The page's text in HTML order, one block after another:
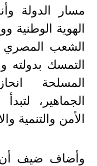
مسار الدولة
الهوية الوطنية
الشعب المصري
التمسك بدولته
المسلحة
الجماهير،
الأمن والتنمية
وأضاف ضيف أن